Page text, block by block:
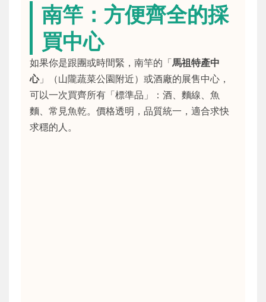
南竿：方便齊全的採
買中心
如果你是跟團或時間緊，南竿的「馬祖特產中
心」（山隴蔬菜公園附近）或酒廠的展售中心，
可以一次買齊所有「標準品」：酒、麵線、魚
麵、常見魚乾。價格透明，品質統一，適合求快
求穩的人。